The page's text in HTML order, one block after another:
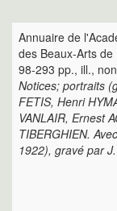
Annuaire de
des Beaux-Arts
98-293 pp., ill.,
Notices; portraits
FETIS, Henri
VANLAIR, Ernest
TIBERGHIEN.
1922), gravé par